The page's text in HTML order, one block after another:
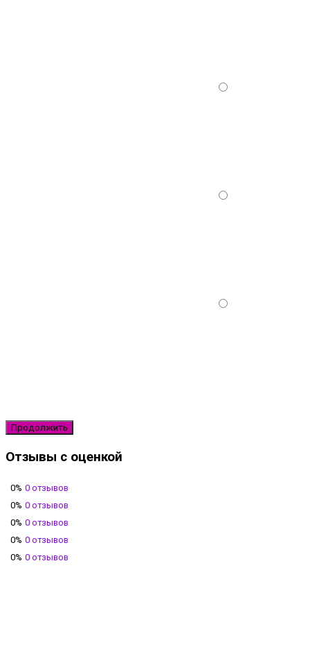
Продолжить
Отзывы с оценкой
0% 0 отзывов
0% 0 отзывов
0% 0 отзывов
0% 0 отзывов
0% 0 отзывов